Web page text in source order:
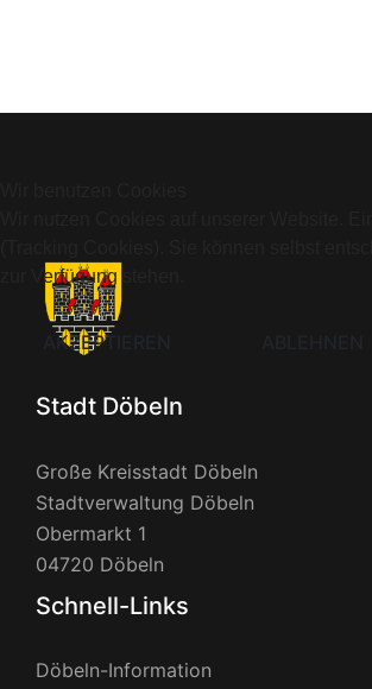
Stadt Döbeln
Große Kreisstadt Döbeln
Stadtverwaltung Döbeln
Obermarkt 1
04720 Döbeln
Schnell-Links
Döbeln-Information
zur Verfügung stehen.
AKZEPTIEREN